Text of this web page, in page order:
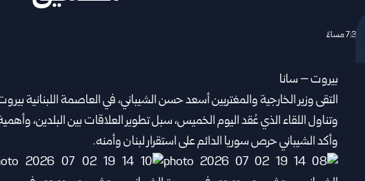
بيروت – سانا
التقىوزير الخارجية والمغتربين أسعد حسن الشيباني، في العاصمة اللبنانية
وتناول اللقاء الذي عُقد اليوم الخميس، سبل تطوير العلاقات بين البلدين،
وأكد الشيباني حرص سوريا الدائم على استقرار لبنان وأمنه.